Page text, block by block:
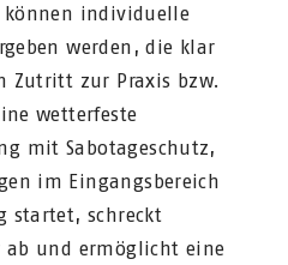
individuelle
werden, die klar
Zutritt zur Praxis bzw.
wetterfeste
mit Sabotageschutz,
im Eingangsbereich
startet, schreckt
ab und ermöglicht eine